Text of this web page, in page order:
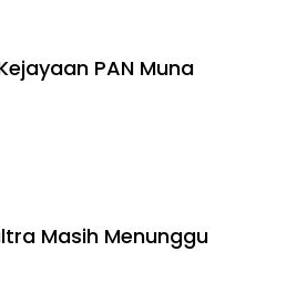
PAN Muna
Masih Menunggu